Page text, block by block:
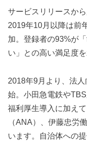
サービスリリースか
2019年10月以降は前
加。登録者の93%が
い」との高い満足度を
2018年9月より、法
始。小田急電鉄や
福利厚生導入に加え
（ANA）、伊藤忠労
います。自治体への